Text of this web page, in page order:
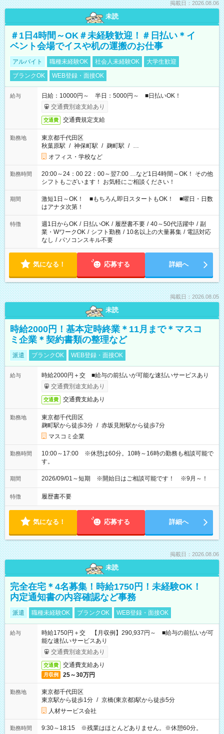
掲載日：2026.08.06
未読
＃1日4時間～OK＃未経験歓迎！＃日払い＊イ
ベント会場でイスや机の運搬のお仕事
アルバイト 職種未経験OK 社会人未経験OK
大学生歓迎
ブランクOK
WEB登録・面接OK
給与
日給：10000円～ 半日：5000円～ ■日払いOK！
交通費別途支給あり
交通費 交通費規定支給
勤務地
東京都千代田区
秋葉原駅 / 神保町駅 / 麹町駅 / …
オフィス・学校など
勤務時間
20:00～24：00 22：00～翌7:00 …など1日4時間～OK！ その他
シフトもございます！ お気軽にご相談ください！
期間
激短1日～OK！ ■もちろん即日スタートもOK！ ■曜日・日数
はアナタ次第！
特徴 週1日からOK / 日払いOK / 履歴書不要 / 40～50代活躍中 / 副
業・WワークOK / シフト勤務 / 10名以上の大量募集 / 電話対応
なし / パソコンスキル不要
気になる！ 応募する 詳細へ
掲載日：2026.08.05
未読
時給2000円！基本定時終業＊11月まで＊マスコ
ミ企業＊契約書類の整理など
派遣 ブランクOK WEB登録・面接OK
給与
時給2000円＋交 ■給与の前払いが可能な速払いサービスあり
交通費別途支給あり
交通費 交通費支給あり
勤務地
東京都千代田区
麹町駅から徒歩3分 / 赤坂見附駅から徒歩7分
マスコミ企業
勤務時間
10:00～17:00 ※休憩は60分。10時～16時の勤務も相談可能で
す。
期間 2026/09/01～短期 ※開始日はご相談可能です！ ※9月～！
特徴 履歴書不要
気になる！ 応募する 詳細へ
掲載日：2026.08.06
未読
完全在宅＊4名募集！時給1750円！未経験OK！
内定通知書の内容確認など事務
派遣 職種未経験OK ブランクOK WEB登録・面接OK
給与
時給1750円＋交 【月収例】290,937円～ ■給与の前払いが可
能な速払いサービスあり
交通費別途支給あり
交通費 交通費支給あり
月収例 25～30万円
勤務地
東京都千代田区
東京駅から徒歩1分 / 京橋(東京都)駅から徒歩5分
人材サービス会社
勤務時間 9:30～18:15 ※残業はほとんどありません。※休憩60分。